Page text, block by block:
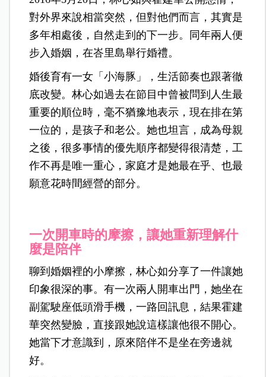
對外界來說相當突然，但對他們而言，其實是
多年相處後，自然走到的下一步。同年兩人便
步入婚姻，在峇里島舉行婚禮。
婚後育有一女「小海豚」，生活節奏也跟著徹
底改變。林心如過去在節目中曾被問到人生最
重要的順位時，毫不猶豫地表示，現在排在第
一位的，是孩子和老公。她也坦言，成為母親
之後，很多事情的優先順序都變得很清楚，工
作不再是唯一重心，家庭才是她最在乎、也最
願意花時間經營的部分。
一次開車時的摩擦，讓她重新理解什
麼是陪伴
聊到婚姻裡的小摩擦，林心如分享了一件讓她
印象很深的事。有一次兩人開車出門，她坐在
副駕駛座低頭滑手機，一路回訊息，結果霍建
華突然變臉，直接跟她說這樣讓他很不開心。
她當下才意識到，原來陪伴不是坐在旁邊就
好。